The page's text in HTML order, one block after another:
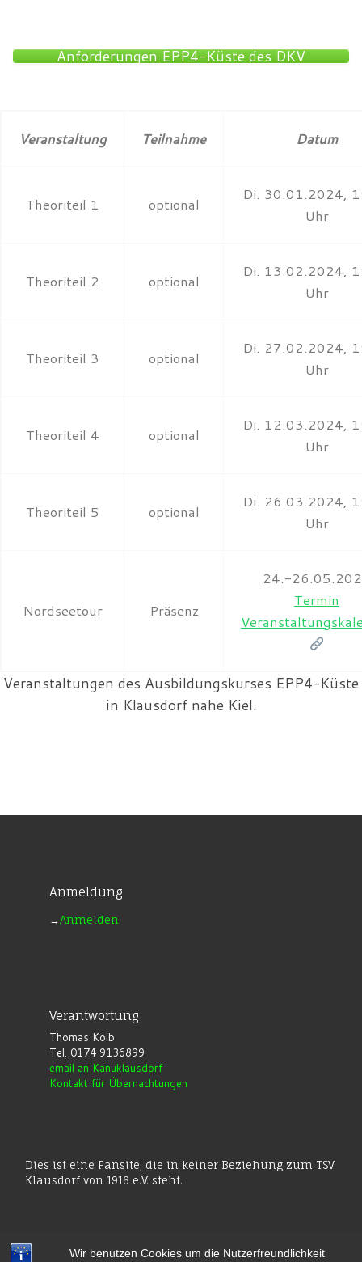
Wir benutzen Cookies um die Nutzerfreundlichkeit
Anforderungen EPP4-Küste des DKV
Veranstaltung Teilnahme Datum
Theoriteil 1 optional
Di. 30.01.2024,
Uhr
Theoriteil 2 optional
Di. 13.02.2024,
Uhr
Theoriteil 3 optional
Di. 27.02.2024,
Uhr
Theoriteil 4 optional
Di. 12.03.2024,
Uhr
Theoriteil 5 optional
Di. 26.03.2024,
Uhr
Nordseetour Präsenz
24.-
Termin
Veranstaltungen des Ausbildungskurses EPP4-Küste
in Klausdorf nahe Kiel.
Anmeldung
→Anmelden
Verantwortung
Thomas Kolb
Tel. 0174 9136899
email an Kanuklausdorf
Kontakt für Übernachtungen
Dies ist eine Fansite, die in keiner Beziehung zum TSV
Klausdorf von 1916 e.V. steht.